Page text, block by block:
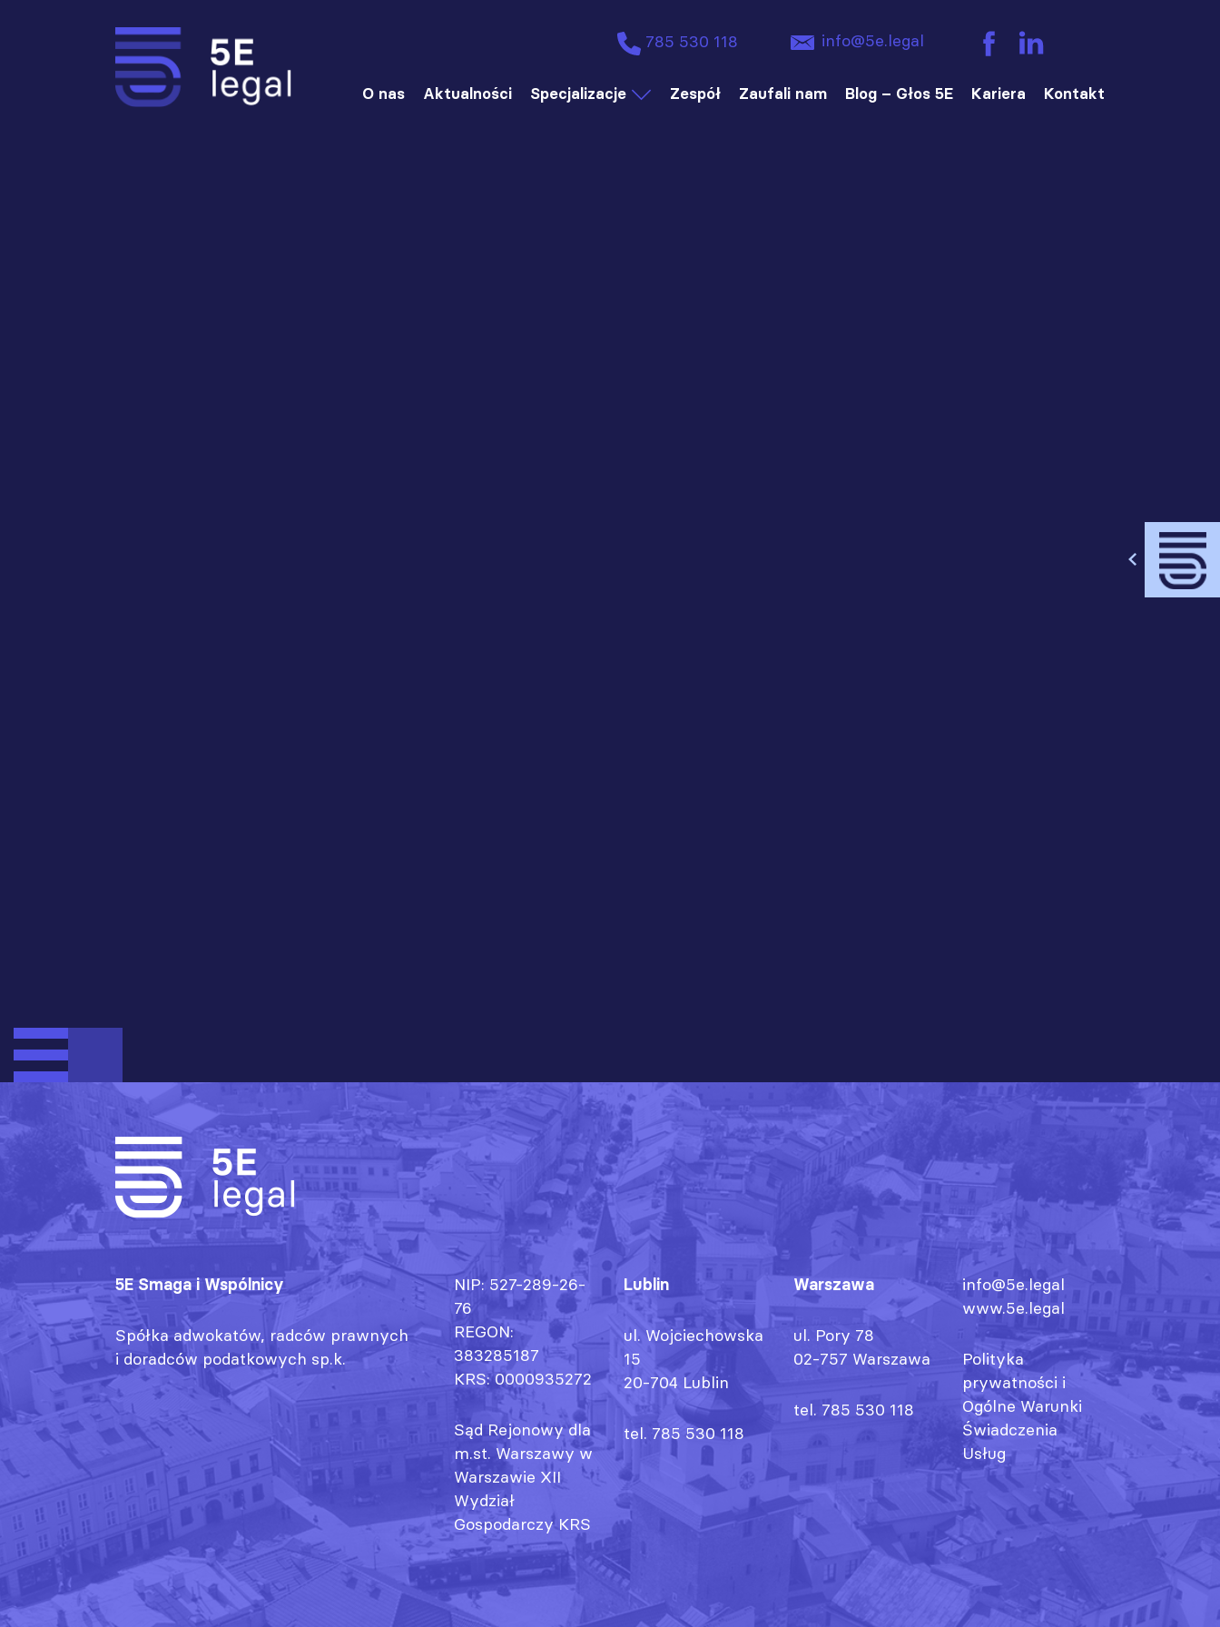
785 530 118 info@5e.legal
O nas Aktualności Specjalizacje Zespół Zaufali nam Blog – Głos 5E Kariera Kontakt
5E Smaga i Wspólnicy
Spółka adwokatów, radców prawnych
i doradców podatkowych sp.k.
NIP: 527-289-26-
76
REGON:
383285187
KRS: 0000935272
Sąd Rejonowy dla
m.st. Warszawy w
Warszawie XII
Wydział
Gospodarczy KRS
Lublin
ul. Wojciechowska
15
20-704 Lublin
tel. 785 530 118
Warszawa
ul. Pory 78
02-757 Warszawa
tel. 785 530 118
info@5e.legal
www.5e.legal
Polityka
prywatności i
Ogólne Warunki
Świadczenia
Usług